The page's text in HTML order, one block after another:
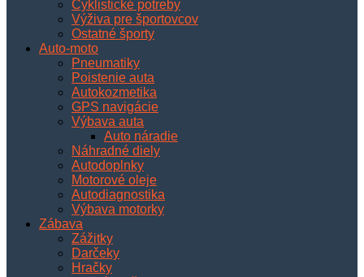
Cyklistické potreby
Výživa pre športovcov
Ostatné športy
Auto-moto
Pneumatiky
Poistenie auta
Autokozmetika
GPS navigácie
Výbava auta
Auto náradie
Náhradné diely
Autodoplnky
Motorové oleje
Autodiagnostika
Výbava motorky
Zábava
Zážitky
Darčeky
Hračky